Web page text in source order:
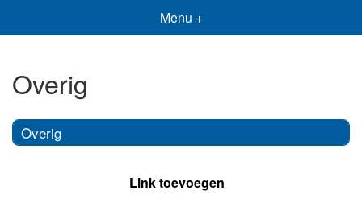
Menu +
Overig
Overig
Link toevoegen